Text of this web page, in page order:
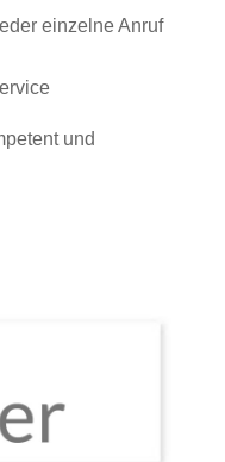
einzelne Anruf
und